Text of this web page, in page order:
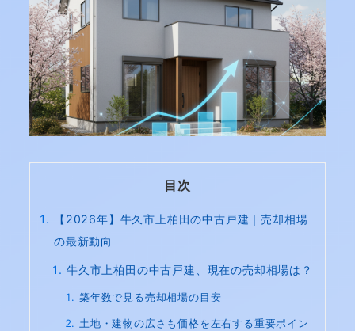
目次
【2026年】牛久市上柏田の中古戸建｜売却相場
の最新動向
牛久市上柏田の中古戸建、現在の売却相場は？
築年数で見る売却相場の目安
土地・建物の広さも価格を左右する重要ポイン